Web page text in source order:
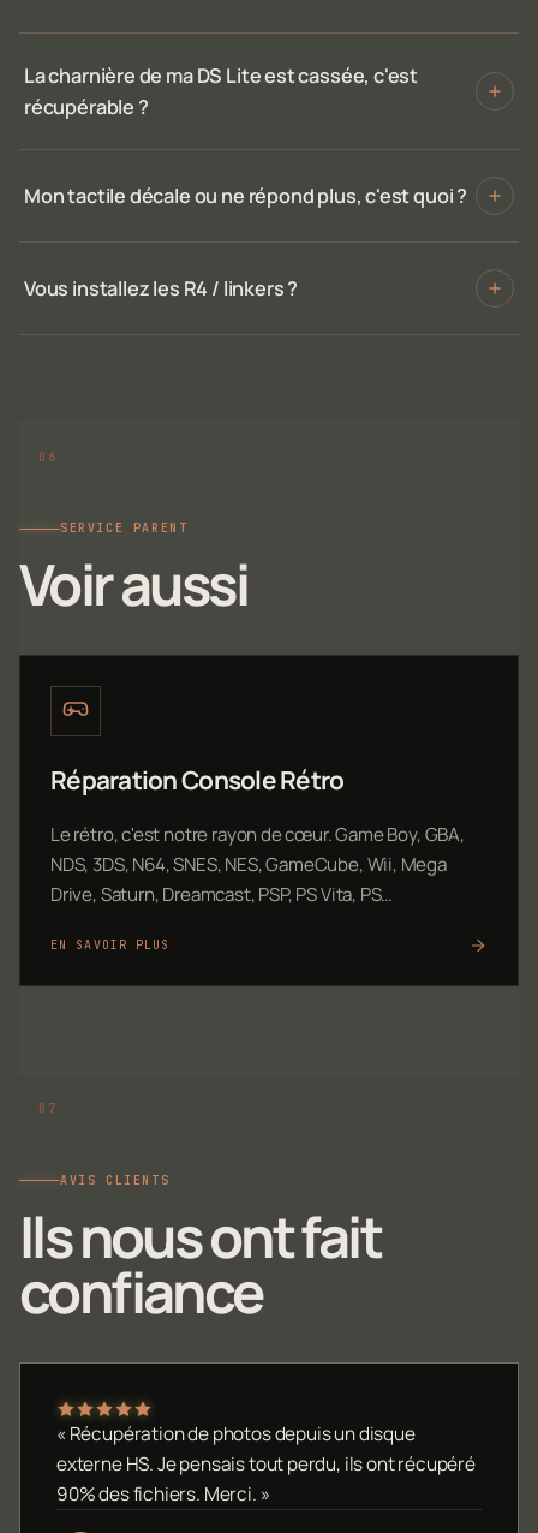
La charnière de ma DS Lite est cassée, c'est
récupérable ?
Mon tactile décale ou ne répond plus, c'est quoi ?
Vous installez les R4 / linkers ?
SERVICE PARENT
Voir aussi
Réparation Console Rétro
Le rétro, c'est notre rayon de cœur. Game Boy, GBA,
NDS, 3DS, N64, SNES, NES, GameCube, Wii, Mega
Drive, Saturn, Dreamcast, PSP, PS Vita, PS…
EN SAVOIR PLUS
AVIS CLIENTS
Ils nous ont fait
confiance
« Récupération de photos depuis un disque
externe HS. Je pensais tout perdu, ils ont récupéré
90% des fichiers. Merci. »